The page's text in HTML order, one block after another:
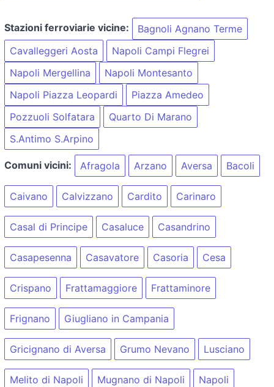
Stazioni ferroviarie vicine:
Bagnoli Agnano Terme
Cavalleggeri Aosta
Napoli Campi Flegrei
Napoli Mergellina
Napoli Montesanto
Napoli Piazza Leopardi
Piazza Amedeo
Pozzuoli Solfatara
Quarto Di Marano
S.Antimo S.Arpino
Comuni vicini: Afragola Arzano Aversa Bacoli
Caivano Calvizzano Cardito Carinaro
Casal di Principe Casaluce Casandrino
Casapesenna Casavatore Casoria Cesa
Crispano Frattamaggiore Frattaminore
Frignano Giugliano in Campania
Gricignano di Aversa Grumo Nevano Lusciano
Melito di Napoli Mugnano di Napoli Napoli